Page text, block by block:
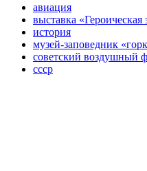
авиация
выставка «Героическая
история
музей-заповедник
советский воздушный
ссср